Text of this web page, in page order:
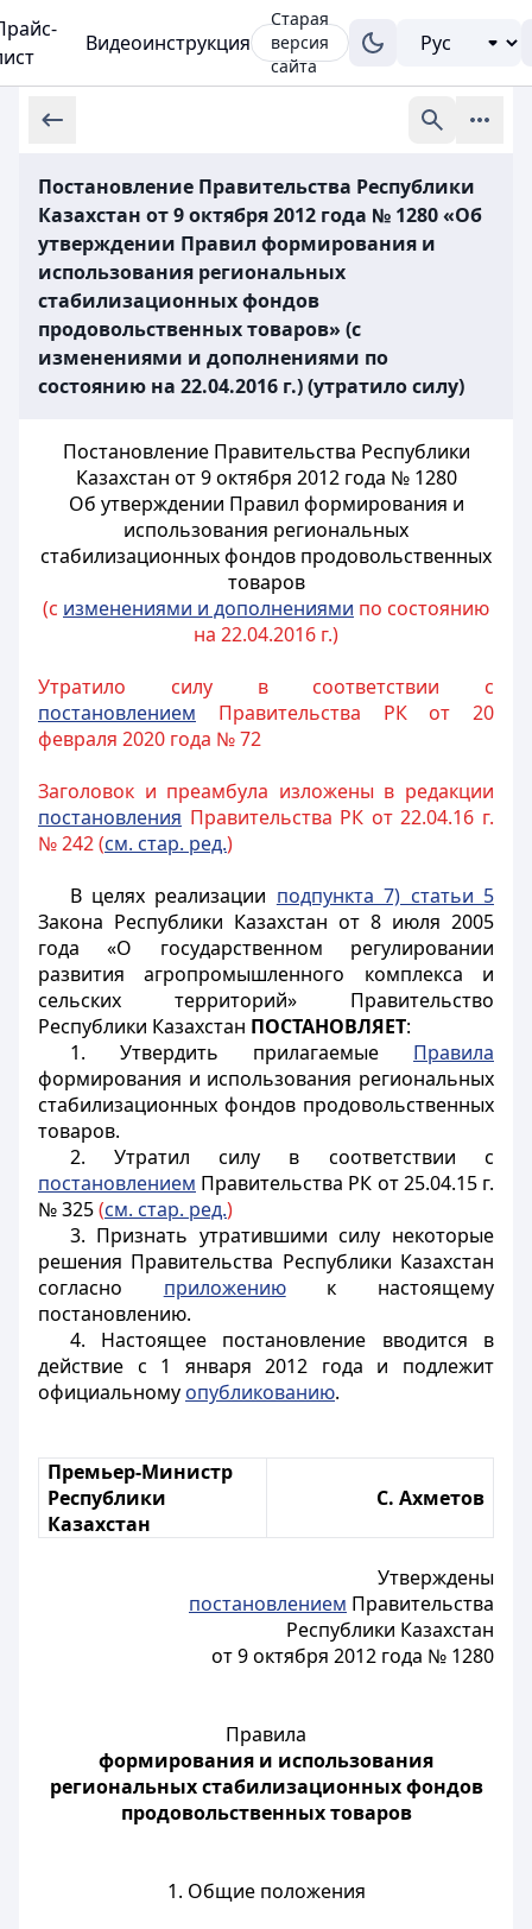
Видеоинструкция
Старая
версия
сайта
Постановление Правительства Республики
Казахстан от 9 октября 2012 года № 1280 «Об
утверждении Правил формирования и
использования региональных
стабилизационных фондов
продовольственных товаров» (с
изменениями и дополнениями по
состоянию на 22.04.2016 г.) (утратило силу)
Постановление Правительства Республики
Казахстан от 9 октября 2012 года № 1280
Об утверждении Правил формирования и
использования региональных
стабилизационных фондов продовольственных
товаров
(с изменениями и дополнениями по состоянию
на 22.04.2016 г.)
Утратило силу в соответствии с
постановлением Правительства РК от 20
февраля 2020 года № 72
Заголовок и преамбула изложены в редакции
постановления Правительства РК от 22.04.16 г.
№ 242 (см. стар. ред.)
В целях реализации подпункта 7) статьи 5
Закона Республики Казахстан от 8 июля 2005
года «О государственном регулировании
развития агропромышленного комплекса и
сельских территорий» Правительство
Республики Казахстан ПОСТАНОВЛЯЕТ:
1. Утвердить прилагаемые Правила
формирования и использования региональных
стабилизационных фондов продовольственных
товаров.
2. Утратил силу в соответствии с
постановлением Правительства РК от 25.04.15 г.
№ 325(см. стар. ред.)
3. Признать утратившими силу некоторые
решения Правительства Республики Казахстан
согласно приложениюк настоящему
постановлению.
4. Настоящее постановление вводится в
действие с 1 января 2012 года и подлежит
официальному опубликованию.
Премьер-Министр
Республики
Казахстан
С. Ахметов
Утверждены
постановлением Правительства
Республики Казахстан
от 9 октября 2012 года № 1280
Правила
формирования и использования
региональных стабилизационных фондов
продовольственных товаров
1. Общие положения